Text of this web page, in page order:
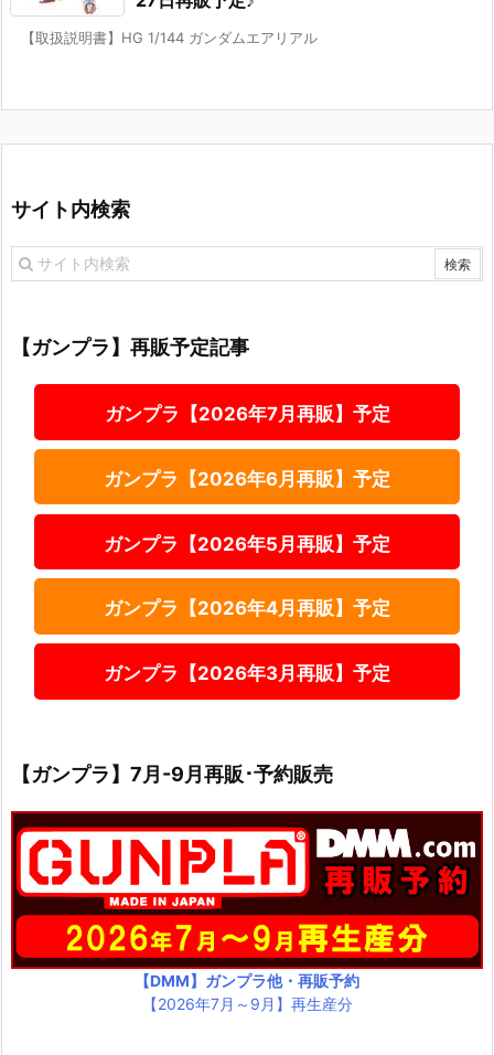
【取扱説明書】HG 1/144 ガンダムエアリアル
サイト内検索
【ガンプラ】再販予定記事
ガンプラ【2026年7月再販】予定
ガンプラ【2026年6月再販】予定
ガンプラ【2026年5月再販】予定
ガンプラ【2026年4月再販】予定
ガンプラ【2026年3月再販】予定
【ガンプラ】7月-9月再販･予約販売
【DMM】ガンプラ他・再販予約
【2026年7月～9月】再生産分